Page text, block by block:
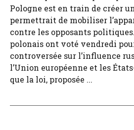
Pologne est en train de créer
permettrait de mobiliser
contre les opposants
polonais ont voté vendredi
controversée sur l’influence
l’Union européenne et les
que la loi, proposée ...